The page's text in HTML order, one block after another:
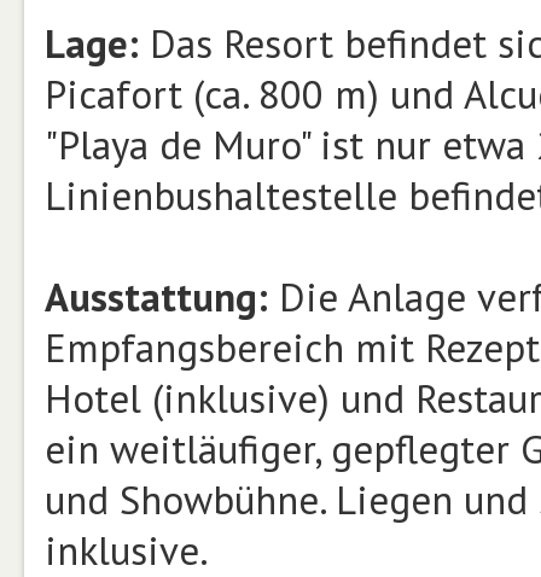
Lage: Das Resort befindet
Picafort (ca. 800 m) und
"Playa de Muro" ist nur
Linienbushaltestelle
Ausstattung: Die Anlage
Empfangsbereich mit
Hotel (inklusive) und
ein weitläufiger, gepflegter
und Showbühne. Liegen
inklusive.